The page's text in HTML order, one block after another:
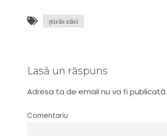
știrile zilei
Lasă un răspuns
Adresa ta de email nu va fi publicată.
Comentariu